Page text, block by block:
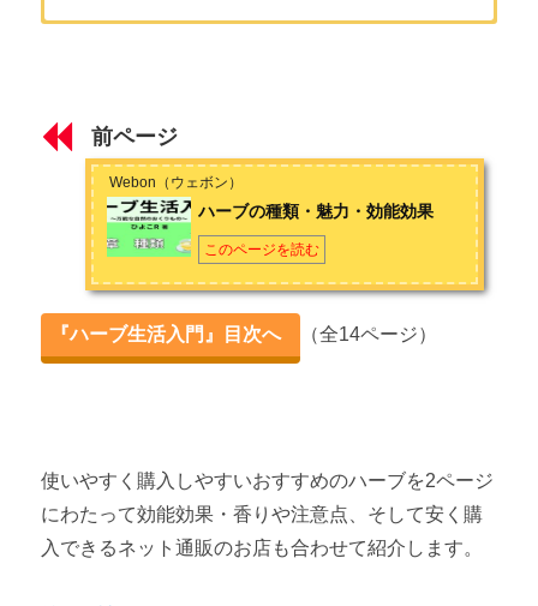
第1章 種類
ハーブの種類・魅力・効能効果
初心者おすすめハーブ12種類①
初心者おすすめハーブ12種類②
第2章 ハーブティー
アイスハーブティーおすすめレシピ
効能など、皆さんが簡単に生活に取り入れやすい情報を幅広く
発信していきます。
お問い合わせはこちらから
前ページ
Webon（ウェボン）
ハーブの種類・魅力・効能効果
このページを読む
『ハーブ生活入門』目次へ （全14ページ）
使いやすく購入しやすいおすすめのハーブを2ページ
にわたって効能効果・香りや注意点、そして安く購
入できるネット通販のお店も合わせて紹介します。